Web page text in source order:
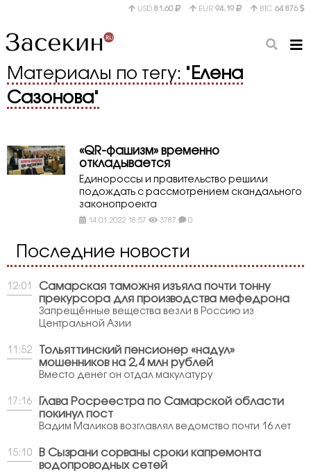
USD 81.60 EUR 94.19 BTC 64 876
Материалы по тегу: " Елена
Сазонова"
«QR-фашизм» временно
откладывается
Единороссы и правительство решили
подождать с рассмотрением скандального
законопроекта
14.01.2022 18:57 3787 0
Последние новости
12:01
Самарская таможня изъяла почти тонну
прекурсора для производства мефедрона
Запрещённые вещества везли в Россию из
Центральной Азии
11:52
Тольяттинский пенсионер «надул»
мошенников на 2,4 млн рублей
Вместо денег он отдал макулатуру
17:16
Глава Росреестра по Самарской области
покинул пост
Вадим Маликов возглавлял ведомство почти 16 лет
15:10
В Сызрани сорваны сроки капремонта
водопроводных сетей